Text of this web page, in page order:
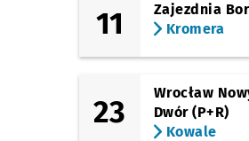
(Jedności Narodowej)
Daszyńskiego
Mosty Warszawskie
(al. Kromera)
Kromera
11
Zajezdnia
Kromera
23
Wrocław
Dwór (P+R)
Kowale